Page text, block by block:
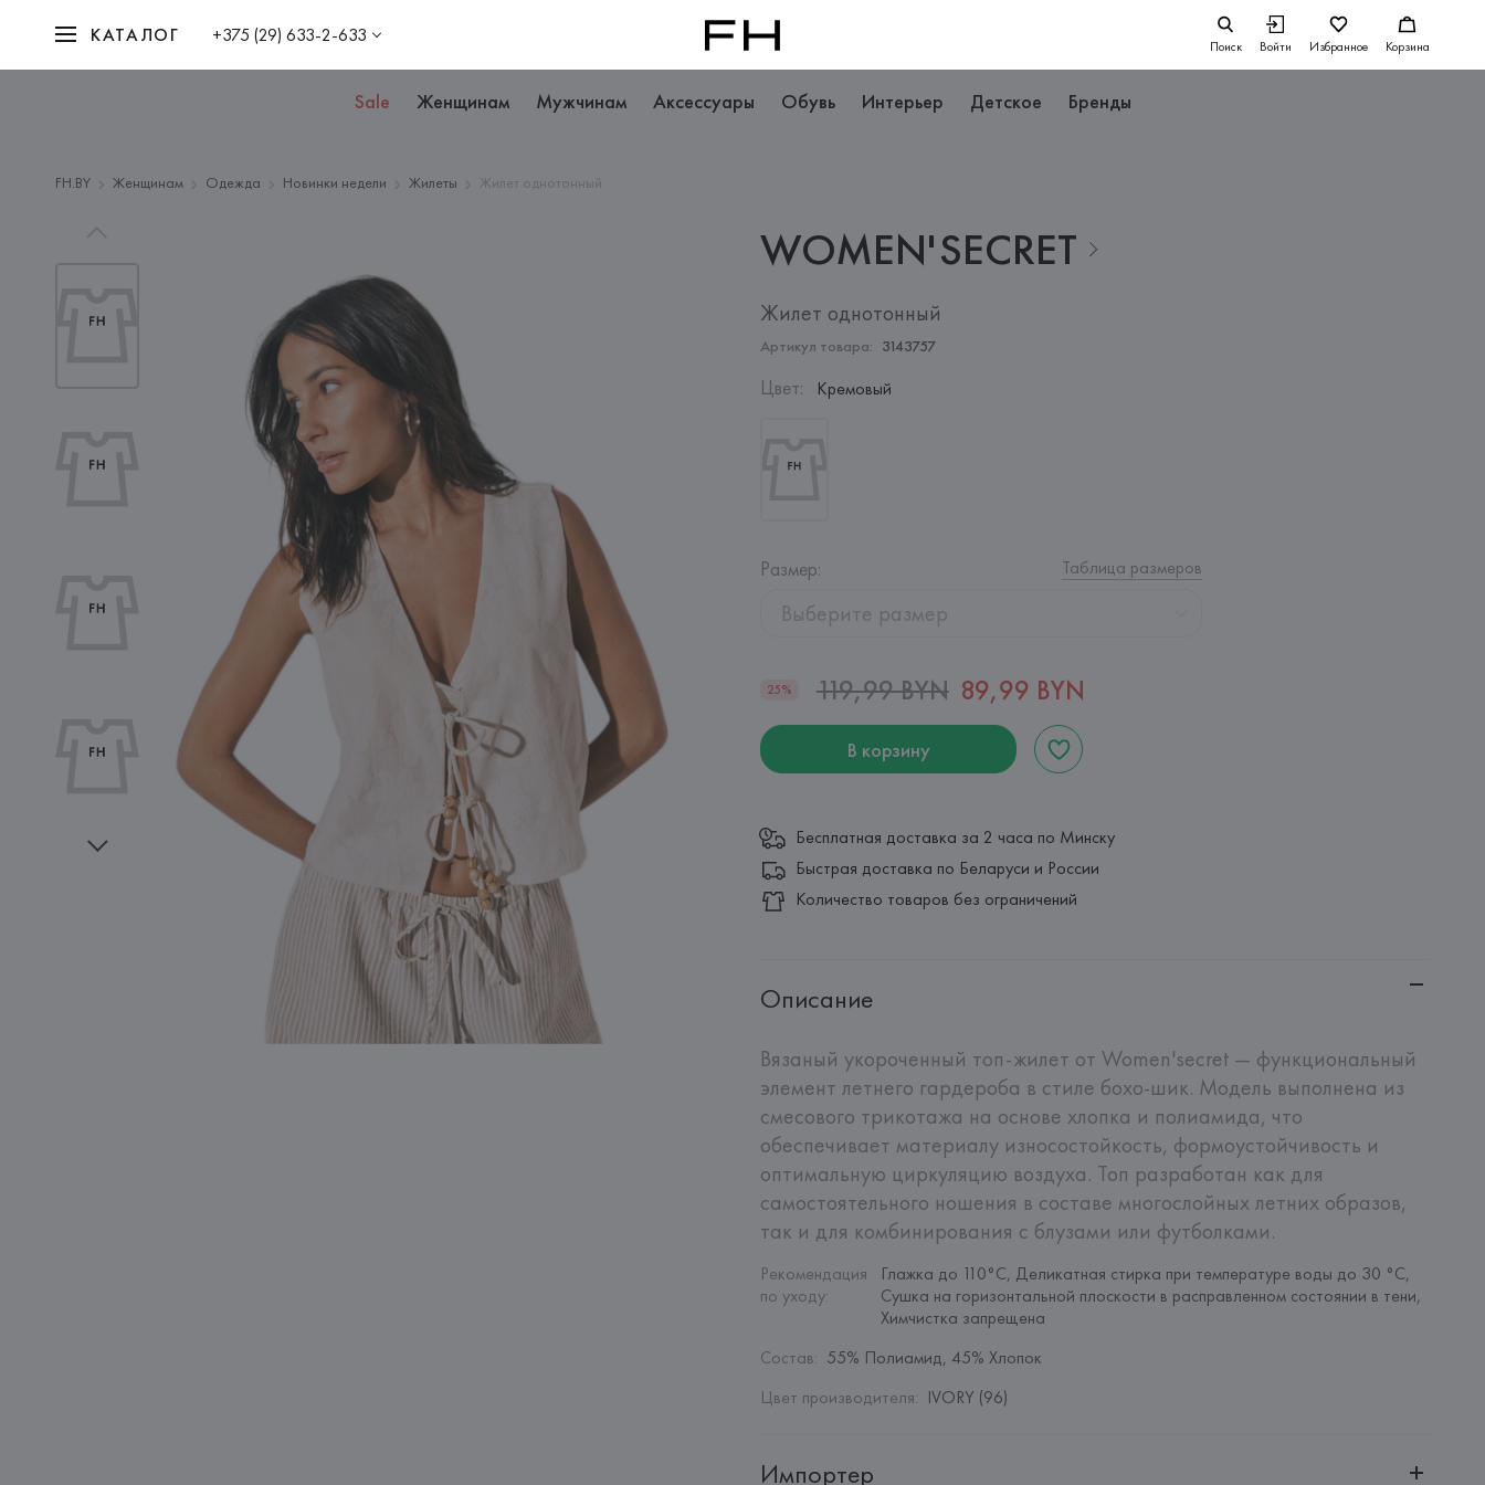
КАТАЛОГ +375 (29) 633-2-633 Поиск Войти Избранное Корзина
Sale Женщинам Мужчинам Аксессуары Обувь Интерьер Детское Бренды
FH.BY Женщинам Одежда Новинки недели Жилеты Жилет однотонный
WOMEN'SECRET
Жилет однотонный
Артикул товара: 3143757
Цвет: Кремовый
Размер: Таблица размеров
Выберите размер
25% 119,99 BYN 89,99 BYN
В корзину
Бесплатная доставка за 2 часа по Минску
Быстрая доставка по Беларуси и России
Количество товаров без ограничений
Описание
Вязаный укороченный топ-жилет от Women'secret — функциональный
элемент летнего гардероба в стиле бохо-шик. Модель выполнена из
смесового трикотажа на основе хлопка и полиамида, что
обеспечивает материалу износостойкость, формоустойчивость и
оптимальную циркуляцию воздуха. Топ разработан как для
самостоятельного ношения в составе многослойных летних образов,
так и для комбинирования с блузами или футболками.
Рекомендация
по уходу:
Глажка до 110°C, Деликатная стирка при температуре воды до 30 °C,
Сушка на горизонтальной плоскости в расправленном состоянии в тени,
Химчистка запрещена
Состав: 55% Полиамид, 45% Хлопок
Цвет производителя: IVORY (96)
Импортер